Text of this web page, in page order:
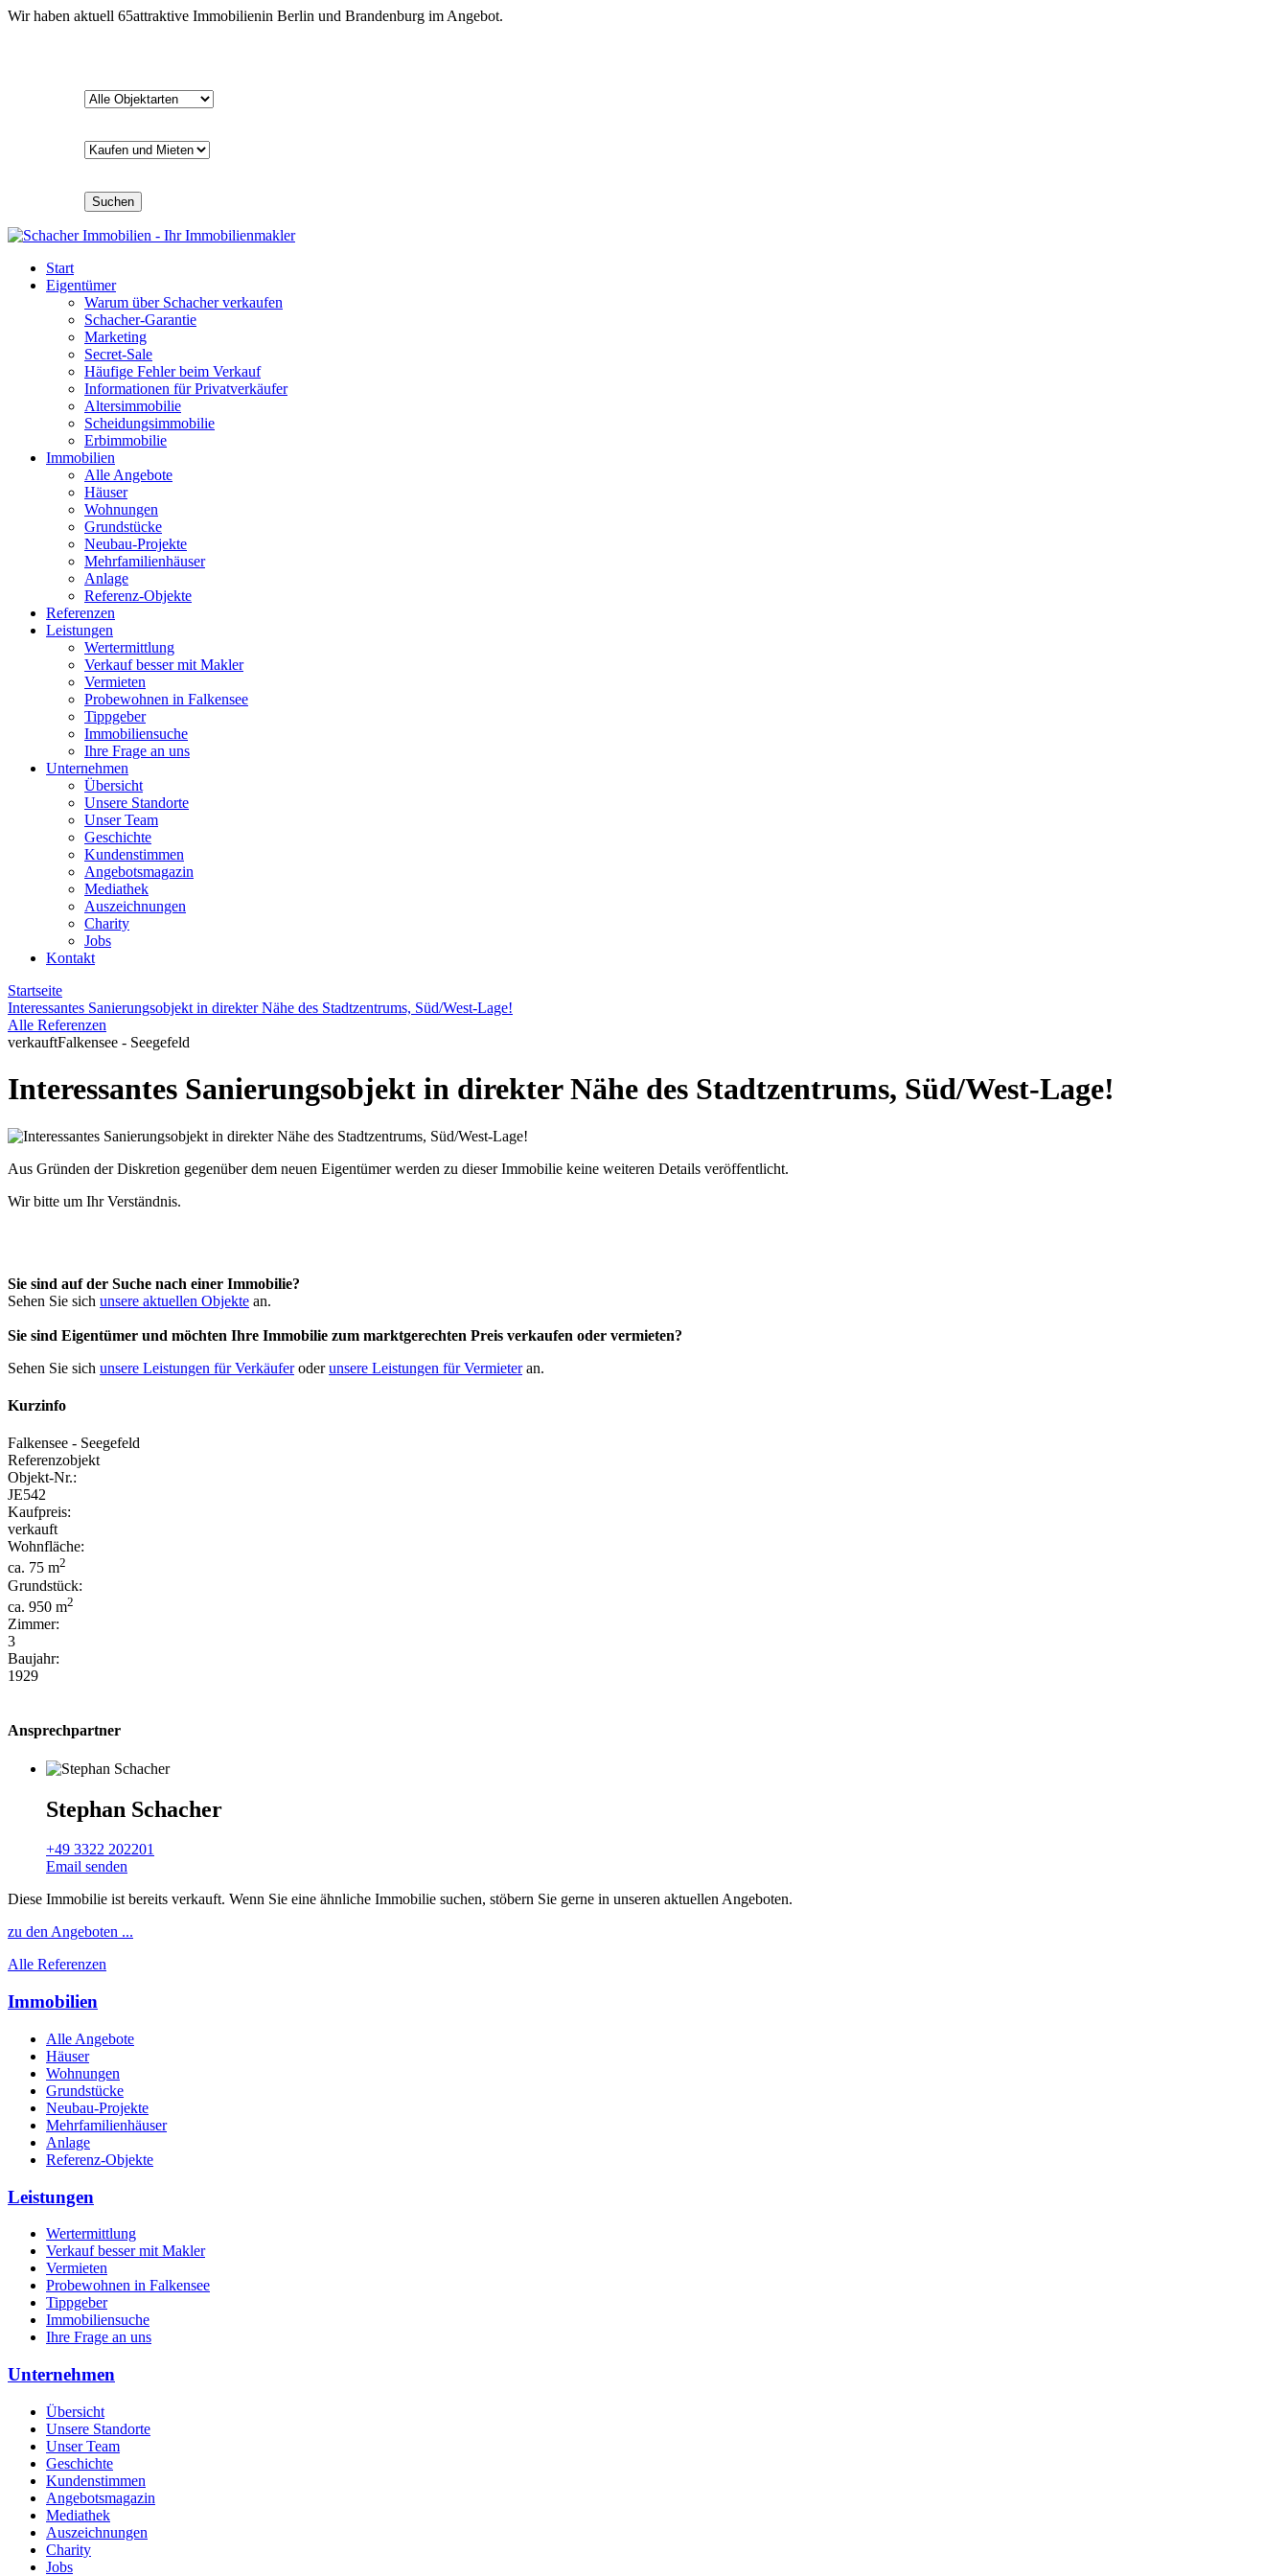
Wir haben aktuell 65attraktive Immobilienin Berlin und Brandenburg im Angebot.
Suchen
Start
Eigentümer
Warum über Schacher verkaufen
Schacher-Garantie
Marketing
Secret-Sale
Häufige Fehler beim Verkauf
Informationen für Privatverkäufer
Altersimmobilie
Scheidungsimmobilie
Erbimmobilie
Immobilien
Alle Angebote
Häuser
Wohnungen
Grundstücke
Neubau-Projekte
Mehrfamilienhäuser
Anlage
Referenz-Objekte
Referenzen
Leistungen
Wertermittlung
Verkauf besser mit Makler
Vermieten
Probewohnen in Falkensee
Tippgeber
Immobiliensuche
Ihre Frage an uns
Unternehmen
Übersicht
Unsere Standorte
Unser Team
Geschichte
Kundenstimmen
Angebotsmagazin
Mediathek
Auszeichnungen
Charity
Jobs
Kontakt
Startseite
Interessantes Sanierungsobjekt in direkter Nähe des Stadtzentrums, Süd/West-Lage!
Alle Referenzen
verkauftFalkensee - Seegefeld
Interessantes Sanierungsobjekt in direkter Nähe des Stadtzentrums, Süd/West-Lage!
Aus Gründen der Diskretion gegenüber dem neuen Eigentümer werden zu dieser Immobilie keine weiteren Details veröffentlicht.
Wir bitte um Ihr Verständnis.
Sie sind auf der Suche nach einer Immobilie?
Sehen Sie sich unsere aktuellen Objekte an.
Sie sind Eigentümer und möchten Ihre Immobilie zum marktgerechten Preis verkaufen oder vermieten?
Sehen Sie sich unsere Leistungen für Verkäuferoderunsere Leistungen für Vermieteran.
Kurzinfo
Falkensee - Seegefeld
Referenzobjekt
Objekt-Nr.:
JE542
Kaufpreis:
verkauft
Wohnfläche:
ca. 75 m2
Grundstück:
ca. 950 m2
Zimmer:
3
Baujahr:
1929
Ansprechpartner
Stephan Schacher
+49 3322 202201
Email senden
Diese Immobilie ist bereits verkauft. Wenn Sie eine ähnliche Immobilie suchen, stöbern Sie gerne in unseren aktuellen Angeboten.
zu den Angeboten ...
Alle Referenzen
Immobilien
Alle Angebote
Häuser
Wohnungen
Grundstücke
Neubau-Projekte
Mehrfamilienhäuser
Anlage
Referenz-Objekte
Leistungen
Wertermittlung
Verkauf besser mit Makler
Vermieten
Probewohnen in Falkensee
Tippgeber
Immobiliensuche
Ihre Frage an uns
Unternehmen
Übersicht
Unsere Standorte
Unser Team
Geschichte
Kundenstimmen
Angebotsmagazin
Mediathek
Auszeichnungen
Charity
Jobs